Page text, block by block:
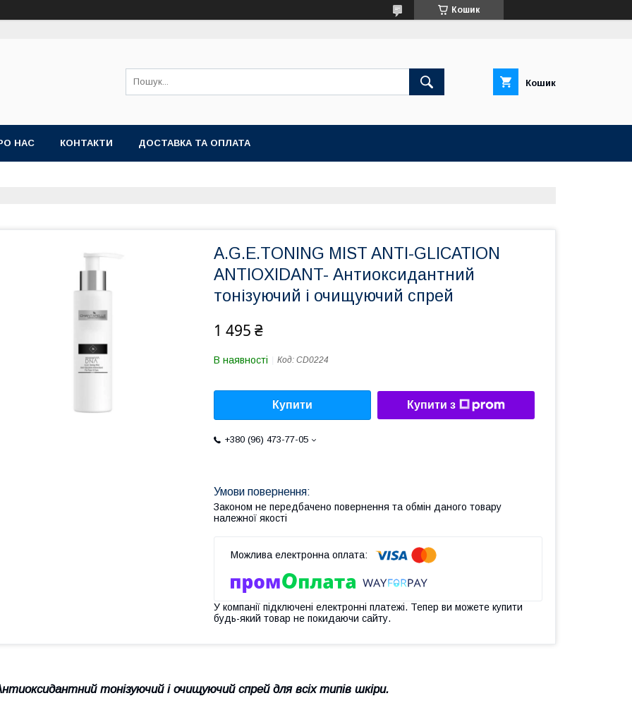
Кошик
Кошик
НАС КОНТАКТИ ДОСТАВКА ТА ОПЛАТА
A.G.E.TONING MIST ANTI-GLICATION
ANTIOXIDANT- Антиоксидантний
тонізуючий і очищуючий спрей
1 495 ₴
В наявності Код: CD0224
Купити Купити з
+380 (96) 473-77-05
Законом не передбачено повернення та обмін даного товару
належної якості
У компанії підключені електронні платежі. Тепер ви можете купити
будь-який товар не покидаючи сайту.
тонізуючий і очищуючий спрей для всіх типів шкіри.